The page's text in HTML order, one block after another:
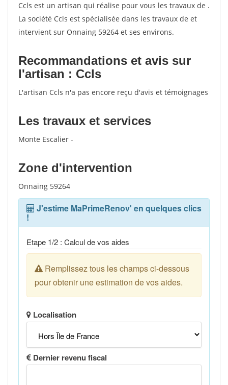
Ccls est un artisan qui réalise pour vous les travaux de .
La société Ccls est spécialisée dans les travaux de et
intervient sur Onnaing 59264 et ses environs.
Recommandations et avis sur
l'artisan : Ccls
L'artisan Ccls n'a pas encore reçu d'avis et témoignages
Les travaux et services
Monte Escalier -
Zone d'intervention
Onnaing 59264